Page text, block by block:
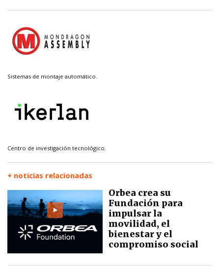
Sistemas de montaje automático.
Centro de investigación tecnológico.
+ noticias relacionadas
Orbea crea su
Fundación para
impulsar la
movilidad, el
bienestar y el
compromiso social